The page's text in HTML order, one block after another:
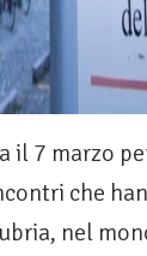
il 7 marzo
che
nel